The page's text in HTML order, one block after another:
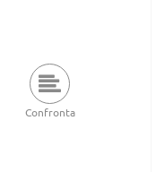
Confronta